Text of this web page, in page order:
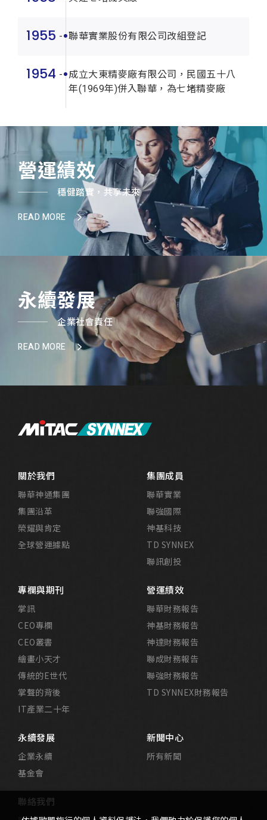
1955 聯華實業股份有限公司改組登記
1954
成立大東精麥廠有限公司，民國五十八
年(1969年)併入聯華，為七堵精麥廠
營運績效
穩健踏實，共享未來
READ MORE
永續發展
企業社會責任
READ MORE
關於我們
聯華神通集團
集團沿革
榮耀與肯定
全球營運據點
集團成員
聯華實業
聯強國際
神基科技
TD SYNNEX
聯訊創投
專欄與期刊
掌訊
CEO專欄
CEO叢書
繪畫小天才
傳統的E世代
掌聲的背後
IT產業二十年
營運績效
聯華財務報告
神基財務報告
神達財務報告
聯成財務報告
聯強財務報告
TD SYNNEX財務報告
永續發展
企業永續
基金會
新聞中心
所有新聞
聯絡我們